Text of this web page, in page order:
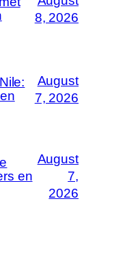
8, 2026
August
7, 2026
en
August
7,
2026